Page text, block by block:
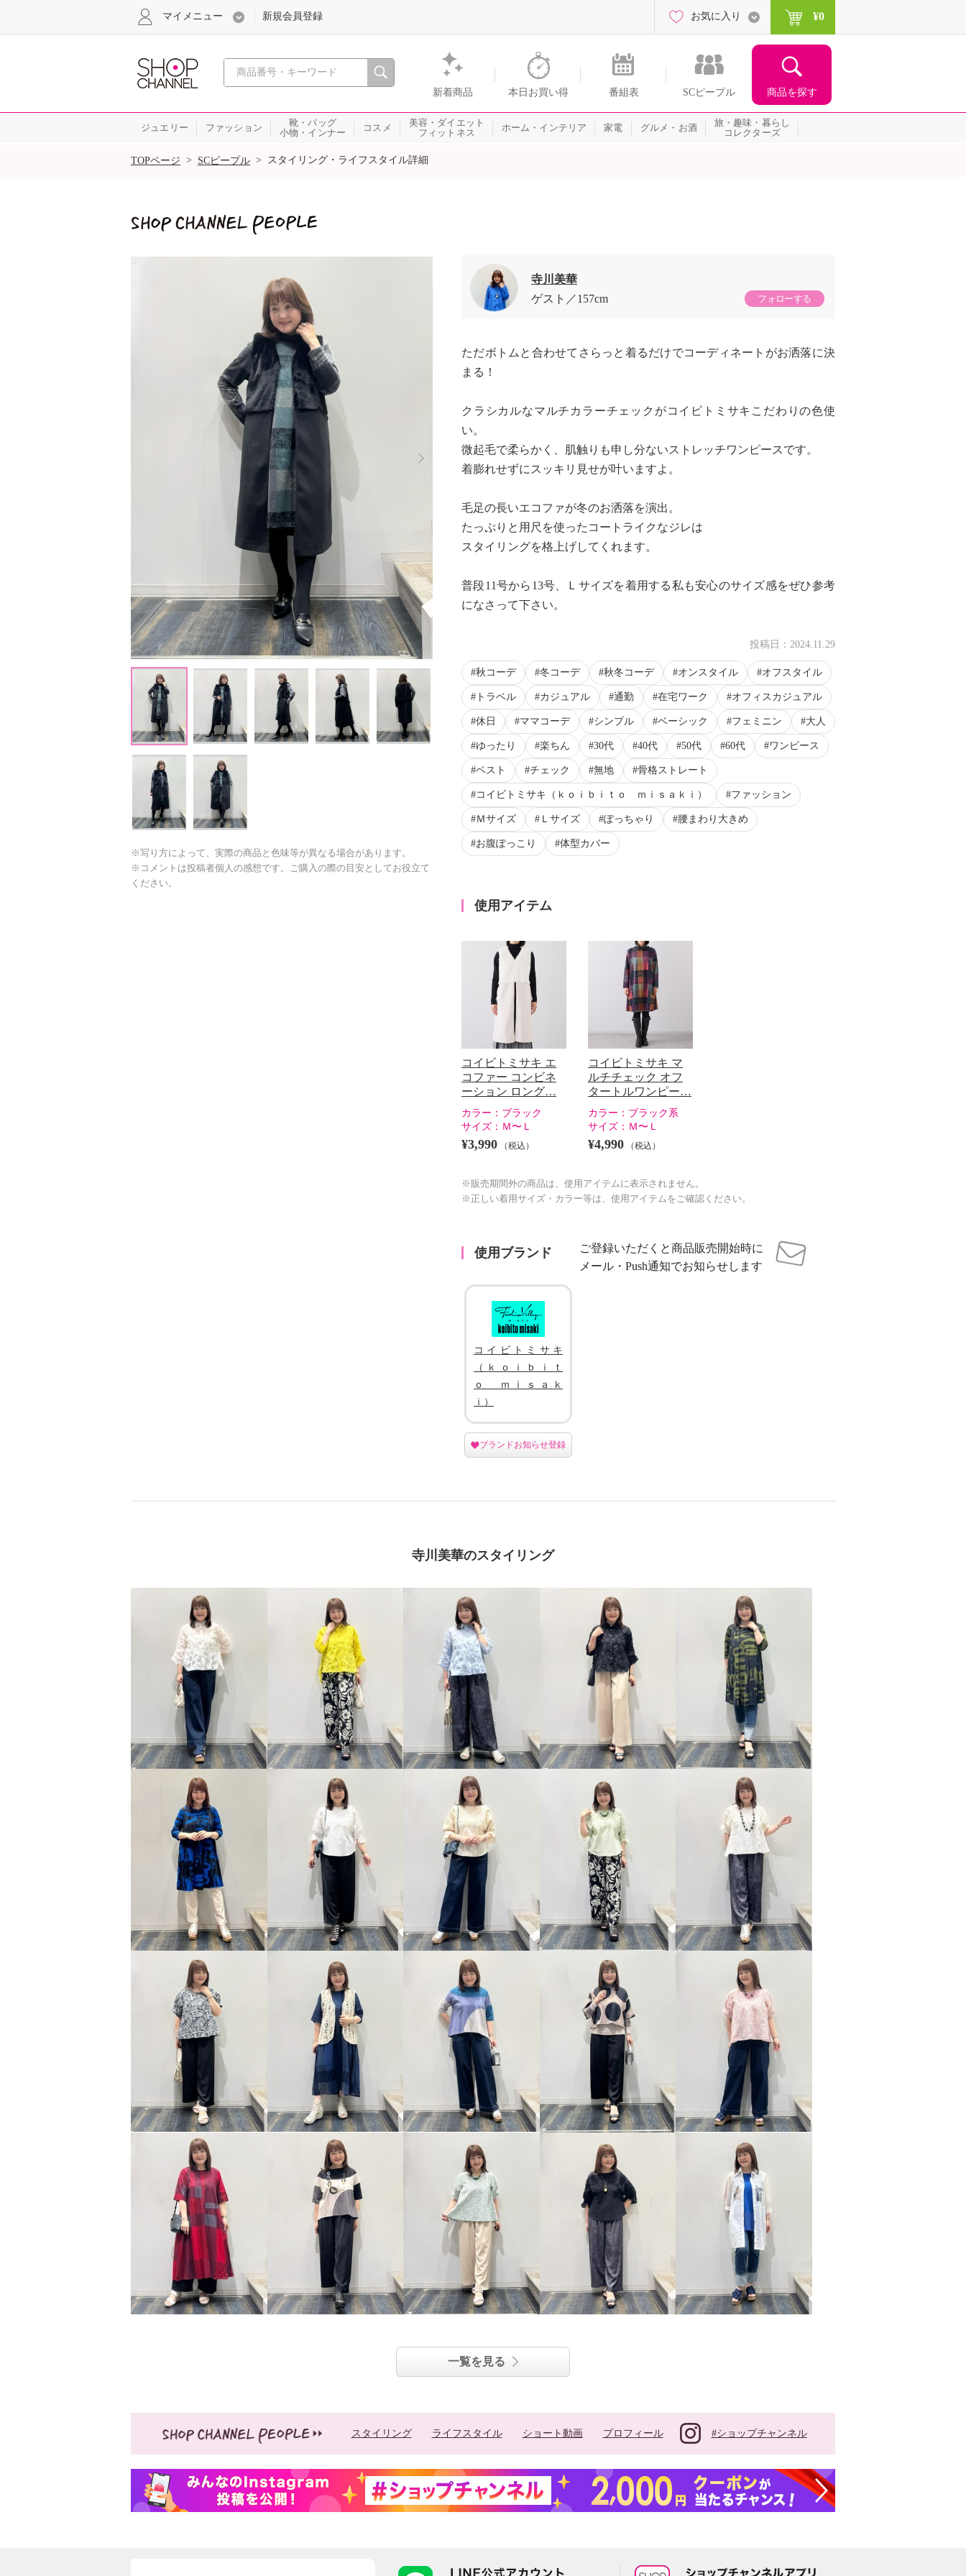
心おどる、瞬間を。通販・テレビショッピングのショップチャンネル
新着商品 本日お買い得 番組表 SCピープル 商品を探す
マイメニュー 新規会員登録 お気に入り ¥0
ジュエリー ファッション
靴・バッグ
小物・インナー
コスメ
美容・ダイエット
フィットネス
ホーム・インテリア 家電 グルメ・お酒
旅・趣味・暮らし
コレクターズ
SALE
TOPページ > SCピープル > スタイリング・ライフスタイル詳細
※写り方によって、実際の商品と色味等が異なる場合があります。
※コメントは投稿者個人の感想です。ご購入の際の目安としてお役立て
ください。
寺川美華
ゲスト
157cm フォローする
ただボトムと合わせてさらっと着るだけでコーディネートがお洒落に決
まる！
クラシカルなマルチカラーチェックがコイビトミサキこだわりの色使
い。
微起毛で柔らかく、肌触りも申し分ないストレッチワンピースです。
着膨れせずにスッキリ見せが叶いますよ。
毛足の長いエコファが冬のお洒落を演出。
たっぷりと用尺を使ったコートライクなジレは
スタイリングを格上げしてくれます。
普段11号から13号、Ｌサイズを着用する私も安心のサイズ感をぜひ参考
になさって下さい。
投稿日： 2024.11.29
秋コーデ 冬コーデ 秋冬コーデ オンスタイル オフスタイル
トラベル カジュアル 通勤 在宅ワーク オフィスカジュアル
休日 ママコーデ シンプル ベーシック フェミニン 大人
ゆったり 楽ちん 30代 40代 50代 60代 ワンピース
ベスト チェック 無地 骨格ストレート
コイビトミサキ（ｋｏｉｂｉｔｏ ｍｉｓａｋｉ） ファッション
Ｍサイズ Ｌサイズ ぽっちゃり 腰まわり大きめ
お腹ぽっこり 体型カバー
使用アイテム
コイビトミサキ エ
コファー コンビネ
ーション ロング…
カラー： ブラック
サイズ： Ｍ〜Ｌ
¥3,990 （税込）
コイビトミサキ マ
ルチチェック オフ
タートルワンピー…
カラー： ブラック系
サイズ： Ｍ〜Ｌ
¥4,990 （税込）
※販売期間外の商品は、使用アイテムに表示されません。
※正しい着用サイズ・カラー等は、使用アイテムをご確認ください。
使用ブランド
ご登録いただくと商品販売開始時に
メール・Push通知でお知らせします
コイビトミサキ
（ｋｏｉｂｉｔ
ｏ ｍｉｓａｋ
ｉ）
ブランドお知らせ登録
寺川美華のスタイリング
一覧を見る
スタイリング ライフスタイル ショート動画 プロフィール #ショップチャンネル